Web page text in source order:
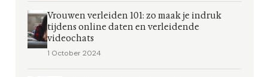
Vrouwen verleiden 101: zo maak je indruk
tijdens online daten en verleidende
videochats
1 October 2024